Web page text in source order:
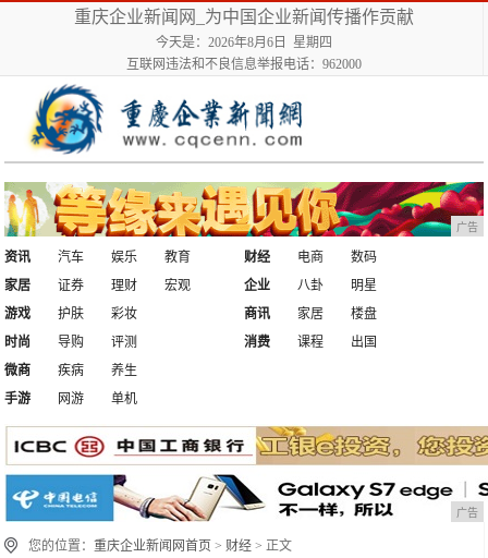
重庆企业新闻网_为中国企业新闻传播作贡献
今天是：2026年8月6日 星期四
互联网违法和不良信息举报电话：962000
广告
资讯 汽车 娱乐
教育
家居
证券 理财 宏观
财经 电商
数码
企业
八卦
明星
游戏
护肤
彩妆
时尚
导购 评测
商讯 家居
楼盘
消费
课程
出国
微商
疾病
养生
手游
网游 单机
广告
您的位置：重庆企业新闻网首页 > 财经 > 正文